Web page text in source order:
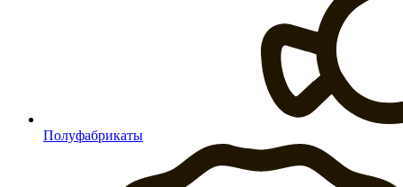
Полуфабрикаты